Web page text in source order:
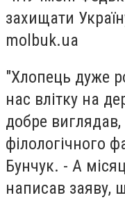
захищати
molbuk.ua
"Хлопець дуже
нас влітку на
добре
філологічного
Бунчук. - А
написав заяву,